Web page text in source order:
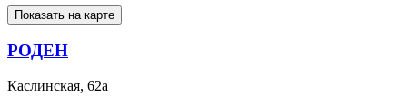
Показать на карте
РОДЕН
Каслинская, 62а